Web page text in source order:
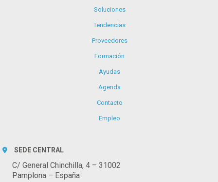
Soluciones
Tendencias
Proveedores
Formación
Ayudas
Agenda
Contacto
Empleo
SEDE CENTRAL
C/ General Chinchilla, 4 – 31002
Pamplona – España